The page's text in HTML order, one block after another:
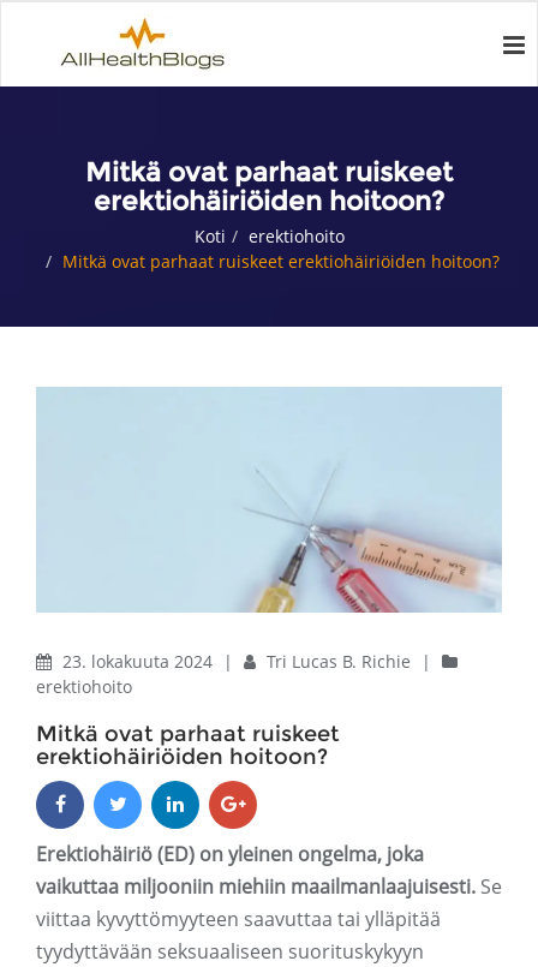
Mitkä ovat parhaat ruiskeet
erektiohäiriöiden hoitoon?
Koti
erektiohoito
Mitkä ovat parhaat ruiskeet erektiohäiriöiden hoitoon?
23. lokakuuta 2024 | Tri Lucas B. Richie
|
erektiohoito
Mitkä ovat parhaat ruiskeet
erektiohäiriöiden hoitoon?
Erektiohäiriö (ED) on yleinen ongelma, joka
vaikuttaa miljooniin miehiin maailmanlaajuisesti. Se
viittaa kyvyttömyyteen saavuttaa tai ylläpitää
tyydyttävään seksuaaliseen suorituskykyyn